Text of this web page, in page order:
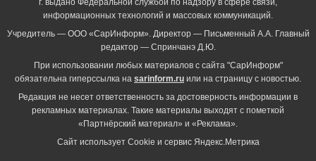
г. выдано Федеральной службой по надзору в сфере связи,
информационных технологий и массовых коммуникаций.
Учредитель — ООО «СарИнформ». Директор — Письменный А.А. Главный
редактор — Спринчанэ Д.Ю.
При использовании любых материалов с сайта "СарИнформ"
обязательна гиперссылка на sarinform.ru или на страницу с новостью.
Редакция не несет ответственность за достоверность информации в
рекламных материалах. Такие материалы выходят с пометкой
«Партнёрский материал» и «Реклама».
Сайт использует Cookie и сервиc Яндекс.Метрика